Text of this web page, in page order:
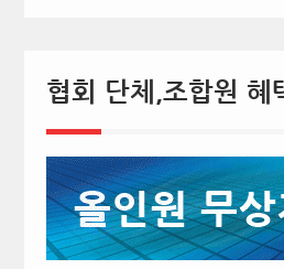
협회 단체,조합원 혜